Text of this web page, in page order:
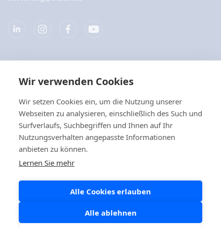
Wir verwenden Cookies
Wir setzen Cookies ein, um die Nutzung unserer
Webseiten zu analysieren, einschließlich des Such und
Surfverlaufs, Suchbegriffen und Ihnen auf Ihr
Nutzungsverhalten angepasste Informationen
anbieten zu können.
Lernen Sie mehr
Alle Cookies erlauben
Alle ablehnen
Quicklinks
Datenschutz